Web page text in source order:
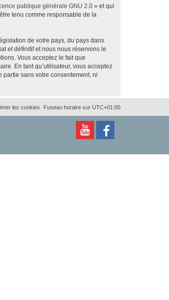
publique générale GNU 2.0 » et qui
tenu comme responsable de la
de votre pays, du pays dans
et définitif et nous nous réservons le
Vous acceptez le fait que
En tant qu’utilisateur, vous acceptez
sans votre consentement, ni
Fuseau horaire sur UTC+01:00
les cookies